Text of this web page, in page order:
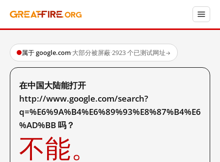
属于 google.com·大部分被屏蔽·2923 个已测试网址→
在中国大陆能打开
http://www.google.com/search?
q=%E6%9A%B4%E6%89%93%E8%87%B4%E6
%AD%BB 吗？
不能。